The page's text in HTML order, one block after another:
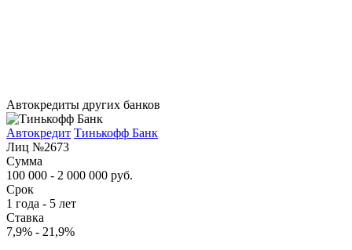
Автокредиты других банков
Автокредит Тинькофф Банк
Лиц №2673
Сумма
100 000 - 2 000 000 руб.
Срок
1 года - 5 лет
Ставка
7,9% - 21,9%